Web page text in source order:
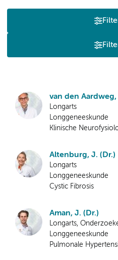
van den Aardweg,
Longarts
Longgeneeskunde
Klinische
Altenburg, J. (Dr.)
Longarts
Longgeneeskunde
Cystic Fibrosis
Aman, J. (Dr.)
Longarts,
Longgeneeskunde
Pulmonale